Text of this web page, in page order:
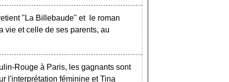
"La Billebaude" et le roman
vie et celle de ses parents, au
Rouge à Paris, les gagnants sont
l'interprétation féminine et Tina